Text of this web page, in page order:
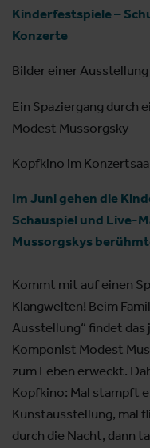
Kinderfestspiele –
Konzerte
Bilder einer Ausstellung
Ein Spaziergang durch
Modest Mussorgsky
Kopfkino im
Im Juni gehen die
Schauspiel und Live-
Mussorgskys
Kommt mit auf einen
Klangwelten! Beim
Ausstellung“ findet das
Komponist Modest
zum Leben erweckt.
Kopfkino: Mal stampft
Kunstausstellung, mal
durch die Nacht, dann